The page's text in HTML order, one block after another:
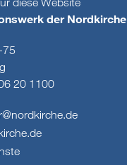
der Nordkirche
75
20 1100
@nordkirche.de
.de